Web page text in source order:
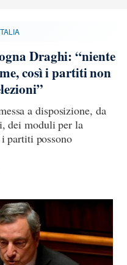
Draghi: “niente
così i partiti non
a disposizione, da
dei moduli per la
partiti possono